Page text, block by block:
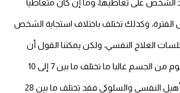
الشخص على تعاطيها، وما إن كان متعاطيا
وكذلك تختلف باختلاف استجابة الشخص
العلاج النفسي، ولكن يمكننا القول أن
مدة مرحلة سحب السموم من الجسم غالبا ما تختلف ما بين 7 إلى 10
أيام، أما مرحلة إعادة التأهيل النفسي والسلوكي فقد تختلف ما بين 28